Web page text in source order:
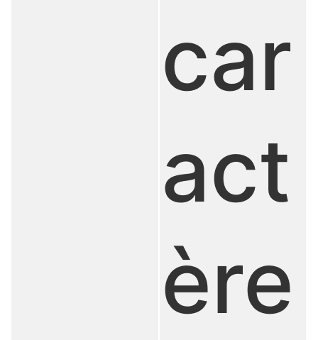
car
act
ère